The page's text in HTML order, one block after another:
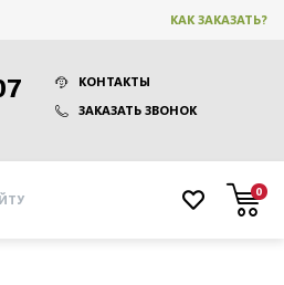
КАК ЗАКАЗАТЬ?
КОНТАКТЫ
ЗАКАЗАТЬ ЗВОНОК
0